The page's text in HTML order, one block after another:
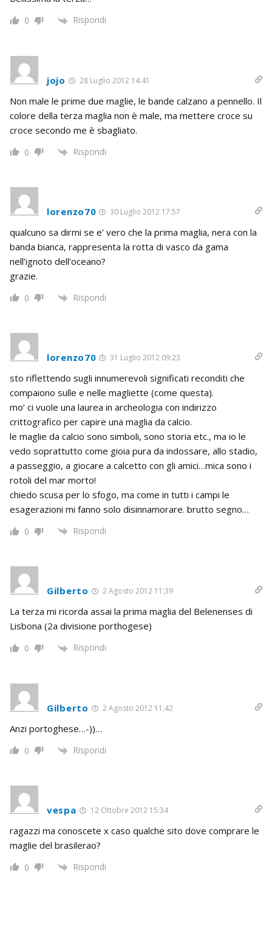
0 Rispondi
jojo 28 Luglio 2012 14:41
Non male le prime due maglie, le bande calzano a pennello. Il
colore della terza maglia non è male, ma mettere croce su
croce secondo me è sbagliato.
0 Rispondi
lorenzo70 30 Luglio 2012 17:57
qualcuno sa dirmi se e’ vero che la prima maglia, nera con la
banda bianca, rappresenta la rotta di vasco da gama
nell’ignoto dell’oceano?
grazie.
0 Rispondi
lorenzo70 31 Luglio 2012 09:23
sto riflettendo sugli innumerevoli significati reconditi che
compaiono sulle e nelle magliette (come questa).
mo’ ci vuole una laurea in archeologia con indirizzo
crittografico per capire una maglia da calcio.
le maglie da calcio sono simboli, sono storia etc., ma io le
vedo soprattutto come gioia pura da indossare, allo stadio,
a passeggio, a giocare a calcetto con gli amici…mica sono i
rotoli del mar morto!
chiedo scusa per lo sfogo, ma come in tutti i campi le
esagerazioni mi fanno solo disinnamorare. brutto segno…
0 Rispondi
Gilberto 2 Agosto 2012 11:39
La terza mi ricorda assai la prima maglia del Belenenses di
Lisbona (2a divisione porthogese)
0 Rispondi
Gilberto 2 Agosto 2012 11:42
Anzi portoghese…-))…
0 Rispondi
vespa 12 Ottobre 2012 15:34
ragazzi ma conoscete x caso qualche sito dove comprare le
maglie del brasilerao?
0 Rispondi